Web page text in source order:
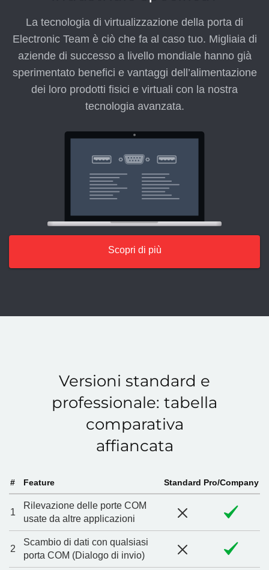
La tecnologia di virtualizzazione della porta di
Electronic Team è ciò che fa al caso tuo. Migliaia di
aziende di successo a livello mondiale hanno già
sperimentato benefici e vantaggi dell’alimentazione
dei loro prodotti fisici e virtuali con la nostra
tecnologia avanzata.
Scopri di più
Versioni standard e
professionale: tabella
comparativa
affiancata
# Feature Standard Pro/Company
1
Rilevazione delle porte COM
usate da altre applicazioni
2
Scambio di dati con qualsiasi
porta COM (Dialogo di invio)